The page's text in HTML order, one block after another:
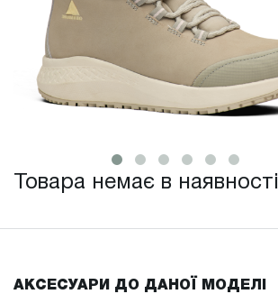
Товара немає в наявності
АКСЕСУАРИ ДО ДАНОЇ МОДЕЛІ